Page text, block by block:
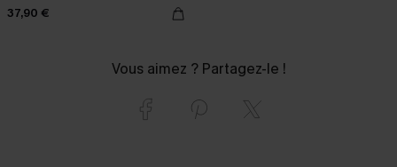
37,90 €
Vous aimez ? Partagez-le !